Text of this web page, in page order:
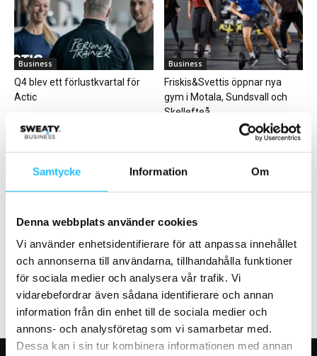
Samtycke Information Om
Denna webbplats använder cookies
Vi använder enhetsidentifierare för att anpassa innehållet
och annonserna till användarna, tillhandahålla funktioner
för sociala medier och analysera vår trafik. Vi
vidarebefordrar även sådana identifierare och annan
information från din enhet till de sociala medier och
annons- och analysföretag som vi samarbetar med.
Dessa kan i sin tur kombinera informationen med annan
Business
Q4 blev ett förlustkvartal för
Actic
Business
Friskis&Svettis öppnar nya
gym i Motala, Sundsvall och
Skellefteå
Marknadsföring
Storytelling – varför (och hur)
ska du använda dig av detta...
Digitalt
Precor teamar upp med Sonys
smarta gymlösning Advagym